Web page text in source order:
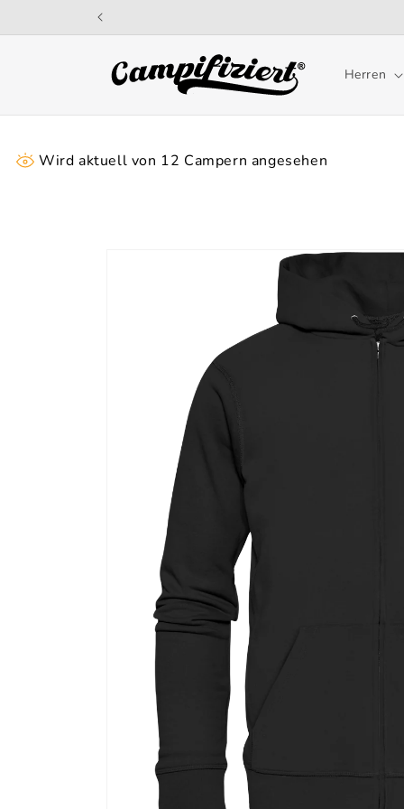
Inhalt
Herren
Wird aktuell von 12 Campern angesehen